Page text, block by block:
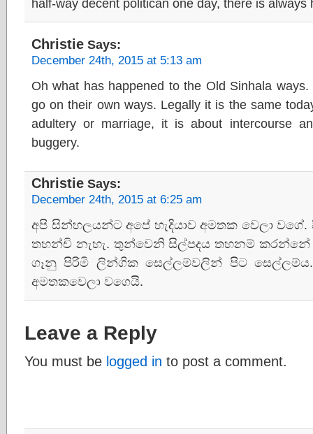
half-way decent politican one day, there is always
Christie Says:
December 24th, 2015 at 5:13 am
Oh what has happened to the Old Sinhala
go on their own ways. Legally it is the same
adultery or marriage, it is about intercourse
buggery.
Christie Says:
December 24th, 2015 at 6:25 am
අපි සින්හලයන්ට අපේ හැදියාව අමතක වෙලා
තහන්චි නැහැ. තුන්වෙනි සිල්පදය තහනම් කරන්නේ
ගෑනු පිරිමි ලින්ගික සෙල්ලම්වලින් පිට
අමතකවෙලා වගෙයි.
Leave a Reply
You must be logged in to post a comment.